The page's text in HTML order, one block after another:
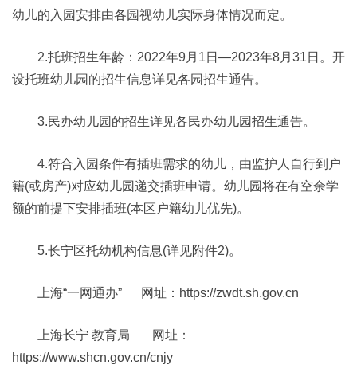
幼儿的入园安排由各园视幼儿实际身体情况而定。
2.托班招生年龄：2022年9月1日—2023年8月31日。开
设托班幼儿园的招生信息详见各园招生通告。
3.民办幼儿园的招生详见各民办幼儿园招生通告。
4.符合入园条件有插班需求的幼儿，由监护人自行到户
籍(或房产)对应幼儿园递交插班申请。幼儿园将在有空余学
额的前提下安排插班(本区户籍幼儿优先)。
5.长宁区托幼机构信息(详见附件2)。
上海“一网通办” 网址：https://zwdt.sh.gov.cn
上海长宁 教育局 网址：
https://www.shcn.gov.cn/cnjy